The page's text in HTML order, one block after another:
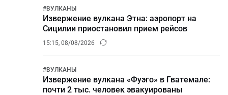
#ВУЛКАНЫ
Извержение вулкана Этна: аэропорт на
Сицилии приостановил прием рейсов
15:15, 08/08/2026
#ВУЛКАНЫ
Извержение вулкана «Фуэго» в Гватемале:
почти 2 тыс. человек эвакуированы